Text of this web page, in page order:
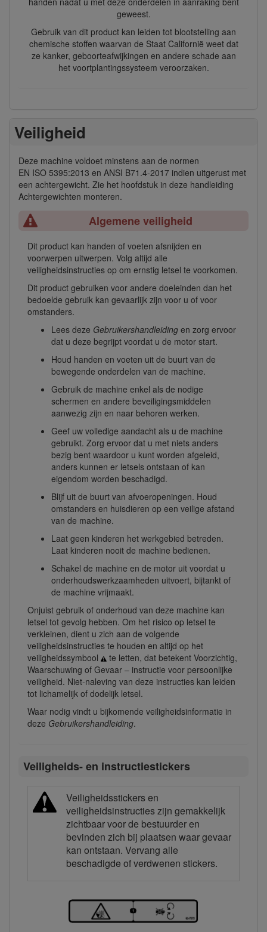
geweest.
Gebruik van dit product kan leiden tot blootstelling aan
chemische stoffen waarvan de Staat Californië weet dat
ze kanker, geboorteafwijkingen en andere schade aan
het voortplantingssysteem veroorzaken.
Veiligheid
Deze machine voldoet minstens aan de normen
EN ISO 5395:2013 en ANSI B71.4-2017 indien uitgerust met
een achtergewicht. Zie het hoofdstuk in deze handleiding
Achtergewichten monteren.
Algemene veiligheid
Dit product kan handen of voeten afsnijden en
voorwerpen uitwerpen. Volg altijd alle
veiligheidsinstructies op om ernstig letsel te voorkomen.
Dit product gebruiken voor andere doeleinden dan het
bedoelde gebruik kan gevaarlijk zijn voor u of voor
omstanders.
Lees deze Gebruikershandleiding en zorg ervoor
dat u deze begrijpt voordat u de motor start.
Houd handen en voeten uit de buurt van de
bewegende onderdelen van de machine.
Gebruik de machine enkel als de nodige
schermen en andere beveiligingsmiddelen
aanwezig zijn en naar behoren werken.
Geef uw volledige aandacht als u de machine
gebruikt. Zorg ervoor dat u met niets anders
bezig bent waardoor u kunt worden afgeleid,
anders kunnen er letsels ontstaan of kan
eigendom worden beschadigd.
Blijf uit de buurt van afvoeropeningen. Houd
omstanders en huisdieren op een veilige afstand
van de machine.
Laat geen kinderen het werkgebied betreden.
Laat kinderen nooit de machine bedienen.
Schakel de machine en de motor uit voordat u
onderhoudswerkzaamheden uitvoert, bijtankt of
de machine vrijmaakt.
Onjuist gebruik of onderhoud van deze machine kan
letsel tot gevolg hebben. Om het risico op letsel te
verkleinen, dient u zich aan de volgende
veiligheidsinstructies te houden en altijd op het
veiligheidssymbool
te letten, dat betekent Voorzichtig,
Waarschuwing of Gevaar – instructie voor persoonlijke
veiligheid. Niet-naleving van deze instructies kan leiden
tot lichamelijk of dodelijk letsel.
Waar nodig vindt u bijkomende veiligheidsinformatie in
deze Gebruikershandleiding.
Veiligheids- en instructiestickers
Veiligheidsstickers en
veiligheidsinstructies zijn gemakkelijk
zichtbaar voor de bestuurder en
bevinden zich bij plaatsen waar gevaar
kan ontstaan. Vervang alle
beschadigde of verdwenen stickers.